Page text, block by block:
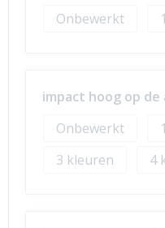
Onbewerkt 1
impact hoog op de
Onbewerkt
1
3
4